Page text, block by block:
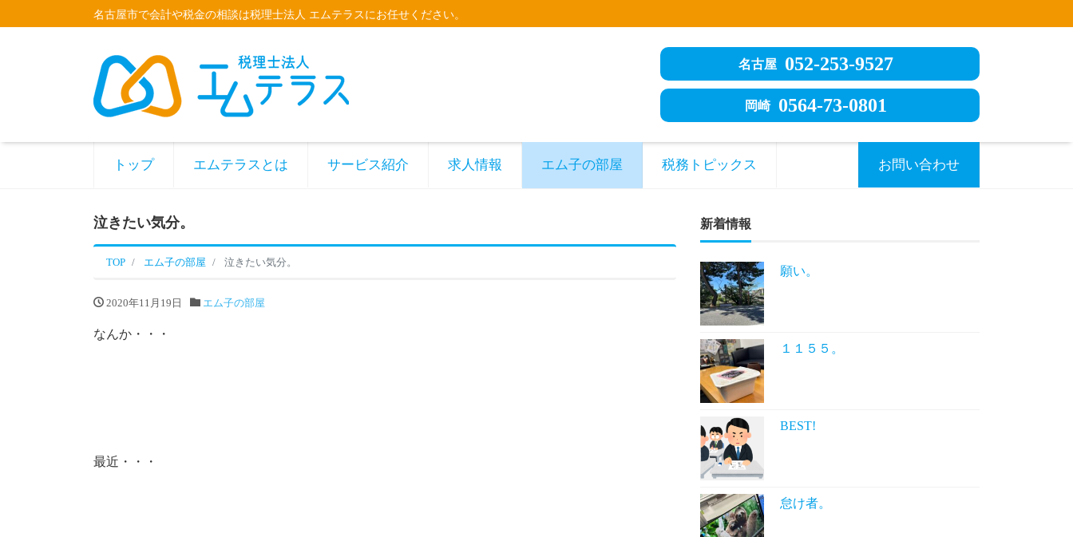
名古屋市で会計や税金の相談は税理士法人 エムテラスにお任せください。
名古屋 052-253-9527
岡崎 0564-73-0801
トップ エムテラスとは サービス紹介 求人情報 エム子の部屋 税務トピックス お問い合わせ
泣きたい気分。
TOP エム子の部屋 泣きたい気分。
2020年11月19日 エム子の部屋
なんか・・・
最近・・・
新着情報
願い。
１１５５。
BEST!
怠け者。